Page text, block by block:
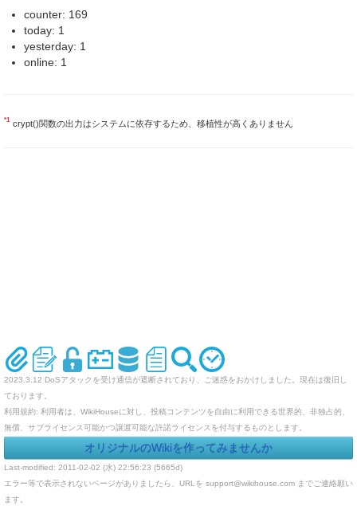
counter: 169
today: 1
yesterday: 1
online: 1
*1 crypt()関数の出力はシステムに依存するため、移植性が高くありません
2023.3.12 DoSアタックを受け通信が遮断されており、ご迷惑をおかけしました。現在は復旧し
ております。
利用規約: 利用者は、WikiHouseに対し、投稿コンテンツを自由に利用できる世界的、非独占的、
無償、サブライセンス可能かつ譲渡可能な許諾ライセンスを付与するものとします。
オリジナルのWikiを作ってみませんか
Last-modified: 2011-02-02 (水) 22:56:23 (5665d)
エラー等で表示されないページがありましたら、URLを support@wikihouse.com までご連絡願い
ます。